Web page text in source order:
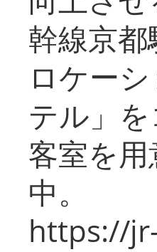
幹線京
ロケー
テル」
客室を
中。
https://